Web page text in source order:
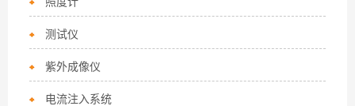
测试仪
紫外成像仪
电流注入系统